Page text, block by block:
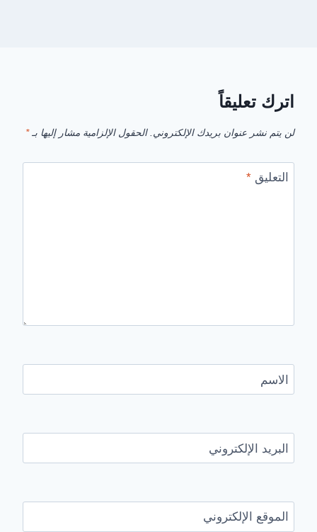
اترك تعليقاً
لن يتم نشر عنوان بريدك الإلكتروني. الحقول الإلزامية مشار إليها بـ*
التعليق*
الاسم
البريد الإلكتروني
الموقع الإلكتروني